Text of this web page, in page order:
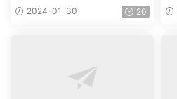
2024-01-30 20